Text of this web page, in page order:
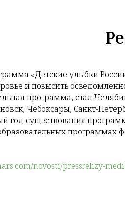
«Детские улыбки
и повысить
программа, стал
Чебоксары, Санкт-
год существования
программах
novosti/pressrelizy-